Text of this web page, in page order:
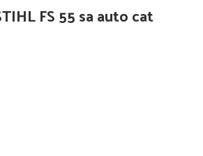
FS 55 sa auto cat